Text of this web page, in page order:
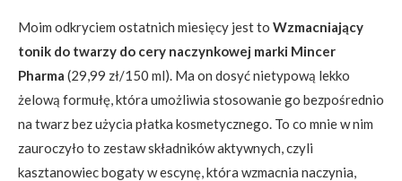
Moim odkryciem ostatnich miesięcy jest to Wzmacniający
tonik do twarzy do cery naczynkowej marki Mincer
Pharma (29,99 zł/150 ml). Ma on dosyć nietypową lekko
żelową formułę, która umożliwia stosowanie go bezpośrednio
na twarz bez użycia płatka kosmetycznego. To co mnie w nim
zauroczyło to zestaw składników aktywnych, czyli
kasztanowiec bogaty w escynę, która wzmacnia naczynia,